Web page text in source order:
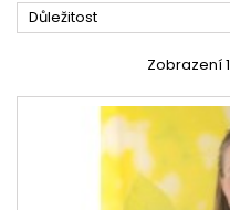
Důležitost
Zobrazení